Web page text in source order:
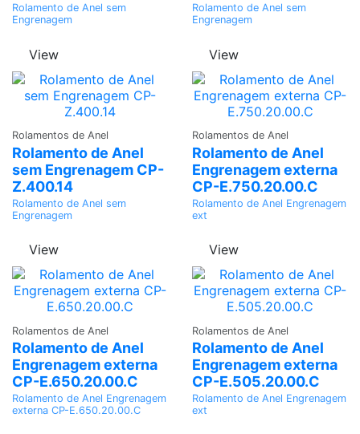
Rolamento de Anel sem
Engrenagem
View
Rolamento de Anel sem
Engrenagem
View
Rolamentos de Anel
Rolamento de Anel
sem Engrenagem CP-
Z.400.14
Rolamento de Anel sem
Engrenagem
View
Rolamentos de Anel
Rolamento de Anel
Engrenagem externa
CP-E.750.20.00.C
Rolamento de Anel Engrenagem
ext
View
Rolamentos de Anel
Rolamento de Anel
Engrenagem externa
CP-E.650.20.00.C
Rolamento de Anel Engrenagem
externa CP-E.650.20.00.C
Rolamentos de Anel
Rolamento de Anel
Engrenagem externa
CP-E.505.20.00.C
Rolamento de Anel Engrenagem
ext